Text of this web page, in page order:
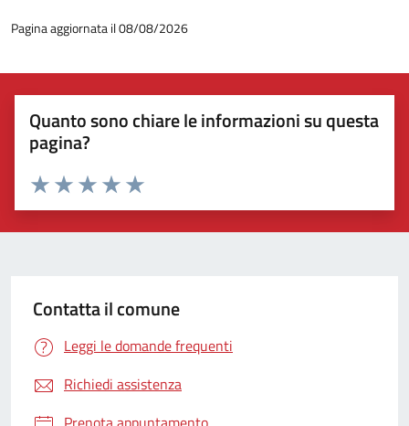
Pagina aggiornata il 08/08/2026
Quanto sono chiare le informazioni su questa
pagina?
Valuta 5 stelle su 5
Valuta 4 stelle su 5
Valuta 3 stelle su 5
Valuta 2 stelle su 5
Valuta 1 stelle su 5
Contatta il comune
Leggi le domande frequenti
Richiedi assistenza